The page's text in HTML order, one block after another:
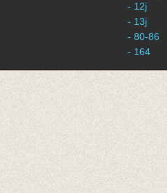
- 12j
- 13j
- 80-86
- 164